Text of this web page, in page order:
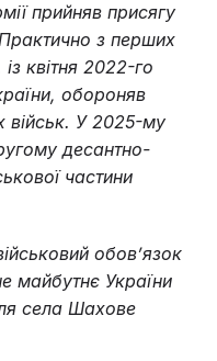
прийняв присягу
з перших
квітня 2022-го
обороняв
військ. У 2025-му
десантно-
частини
обов’язок
майбутнє України
села Шахове